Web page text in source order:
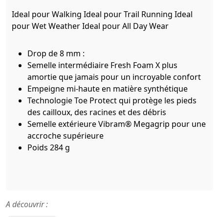
Ideal pourWalking Ideal pourTrail Running Ideal
pourWet WeatherIdeal pourAll Day Wear
Drop de 8 mm :
Semelle intermédiaire Fresh Foam X plus
amortie que jamais pour un incroyable confort
Empeigne mi-haute en matière synthétique
Technologie Toe Protect qui protège les pieds
des cailloux, des racines et des débris
Semelle extérieure Vibram® Megagrip pour une
accroche supérieure
Poids 284 g
A découvrir :